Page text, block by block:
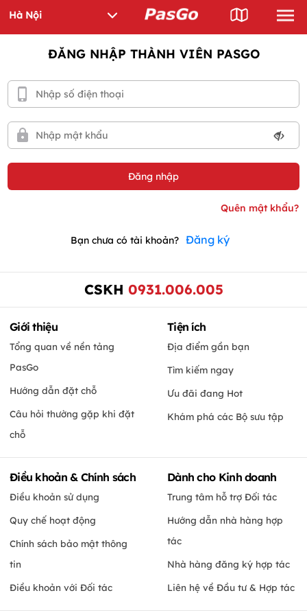
ĐĂNG NHẬP THÀNH VIÊN PASGO
Bạn chưa có tài khoản? Đăng ký
CSKH 0931.006.005
Giới thiệu
Tổng quan về nền tảng
PasGo
Hướng dẫn đặt chỗ
Câu hỏi thường gặp khi đặt
chỗ
Tiện ích
Địa điểm gần bạn
Tìm kiếm ngay
Ưu đãi đang Hot
Khám phá các Bộ sưu tập
Điều khoản & Chính sách
Điều khoản sử dụng
Quy chế hoạt động
Chính sách bảo mật thông
tin
Điều khoản với Đối tác
Dành cho Kinh doanh
Trung tâm hỗ trợ Đối tác
Hướng dẫn nhà hàng hợp
tác
Nhà hàng đăng ký hợp tác
Liên hệ về Đầu tư & Hợp tác